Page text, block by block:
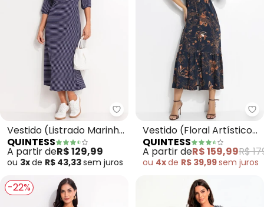
Quintess - Vestido (Listrado
Vestido (Listrado Marinho
e Branco) em Canelado
QUINTESS
A partir deR$ 129,99
ou 3xde R$ 43,33sem juros
Vestido (Floral Artístico)
em Malha de Viscose
QUINTESS
A partir deR$ 159,99R$
ou 4xde R$ 39,99sem juros
-22%